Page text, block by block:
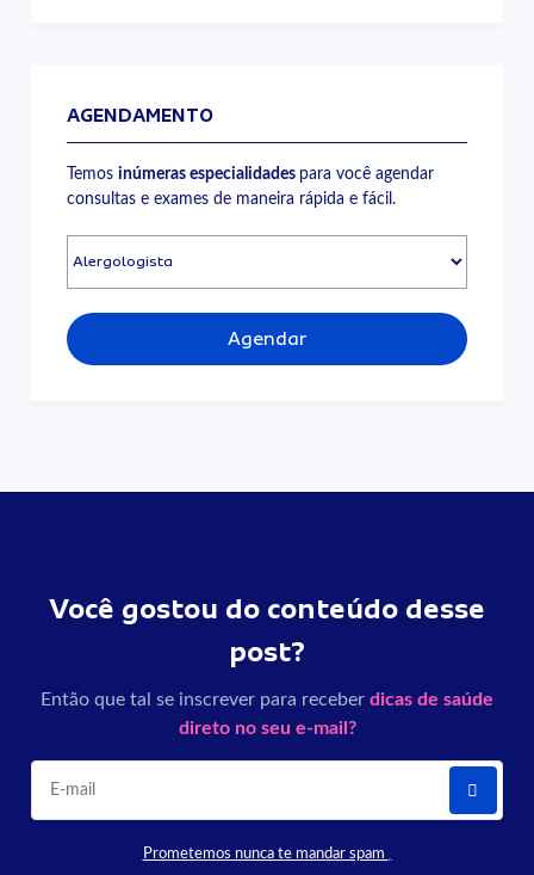
AGENDAMENTO
Temosinúmeras especialidades para você agendar
consultas e exames de maneira rápida e fácil.
Agendar
Você gostou do conteúdo desse
post?
Então que tal se inscrever para receber dicas de saúde
direto no seu e-mail?
Prometemos nunca te mandar spam